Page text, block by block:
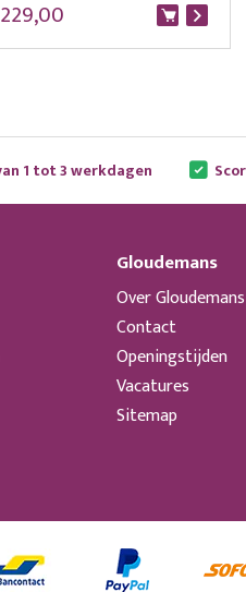
229,00
1 tot 3 werkdagen
Gloudemans
Over Gloudemans
Contact
Openingstijden
Vacatures
Sitemap